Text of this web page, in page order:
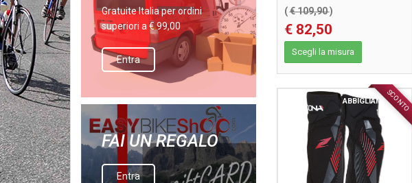
tecnologia che si deform ...
(€ 109,90)
€ 82,50
Scegli la misura
SCONTO
ABBIGLIAMENTO
Gratuite Italia per ordini
superiori a € 99,00
Entra
FAI UN REGALO
Entra